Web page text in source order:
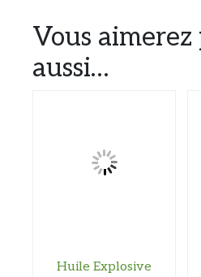
Vous
aussi…
Huile Explosive